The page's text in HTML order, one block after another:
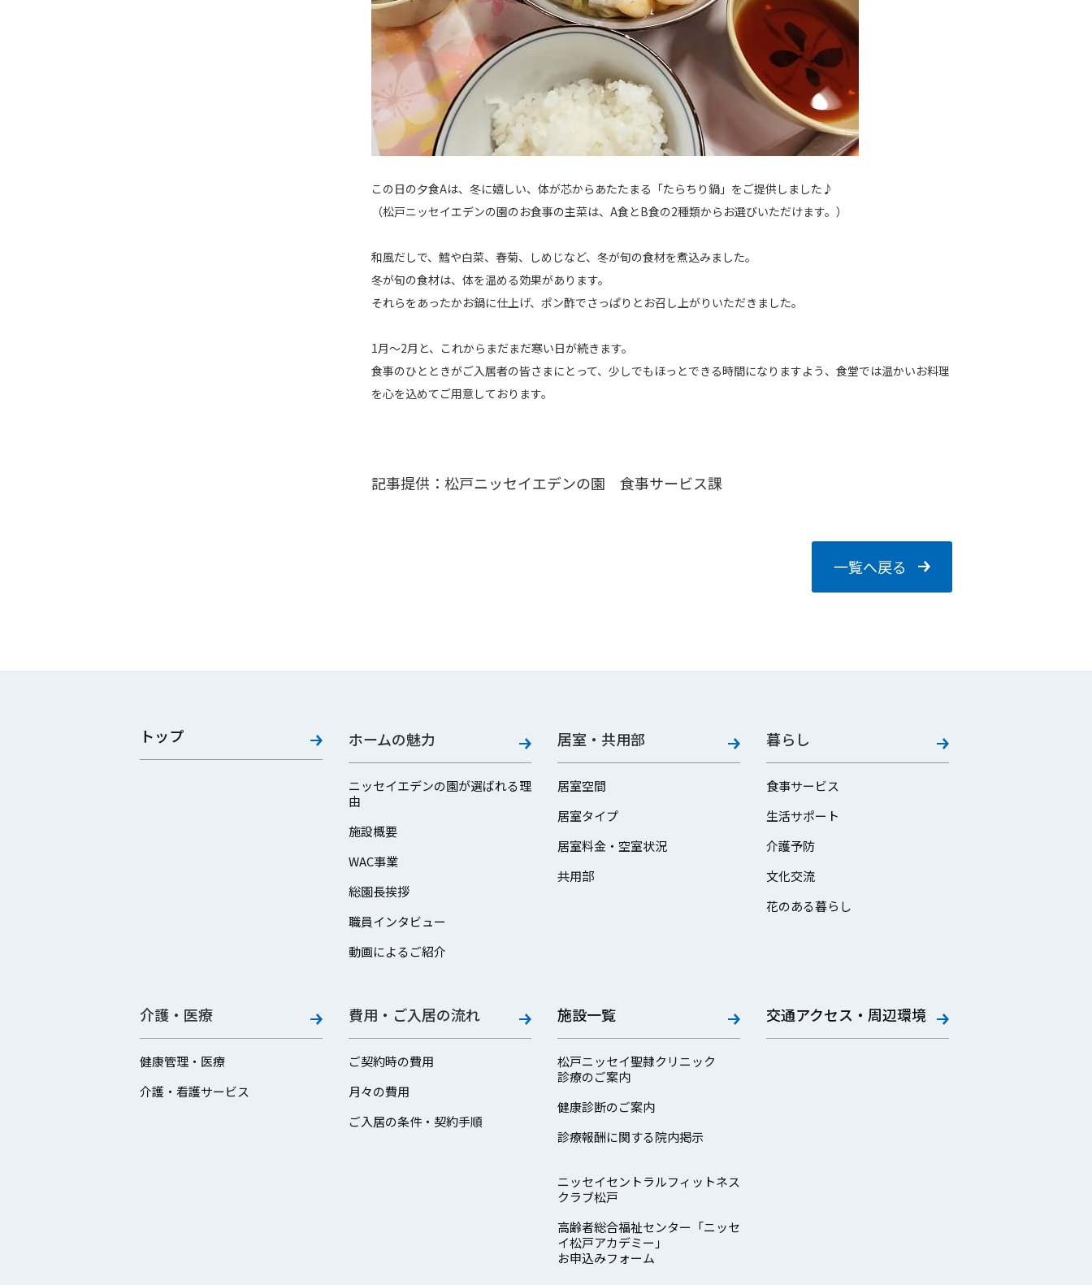
この日の夕食Aは、冬に嬉しい、体が芯からあたたまる「たらちり鍋」をご提供しました♪
（松戸ニッセイエデンの園のお食事の主菜は、A食とB食の2種類からお選びいただけます。）
和風だしで、鱈や白菜、春菊、しめじなど、冬が旬の食材を煮込みました。
冬が旬の食材は、体を温める効果があります。
それらをあったかお鍋に仕上げ、ポン酢でさっぱりとお召し上がりいただきました。
1月〜2月と、これからまだまだ寒い日が続きます。
食事のひとときがご入居者の皆さまにとって、少しでもほっとできる時間になりますよう、食堂では温かいお料理
を心を込めてご用意しております。
記事提供：松戸ニッセイエデンの園 食事サービス課
一覧へ戻る
トップ ホームの魅力
ニッセイエデンの園が選ばれる理
由
施設概要
WAC事業
総園長挨拶
職員インタビュー
動画によるご紹介
居室・共用部
居室空間
居室タイプ
居室料金・空室状況
共用部
暮らし
食事サービス
生活サポート
介護予防
文化交流
花のある暮らし
介護・医療
健康管理・医療
介護・看護サービス
費用・ご入居の流れ
ご契約時の費用
月々の費用
ご入居の条件・契約手順
施設一覧
松戸ニッセイ聖隷クリニック
診療のご案内
健康診断のご案内
診療報酬に関する院内掲示
ニッセイセントラルフィットネス
クラブ松戸
高齢者総合福祉センター「ニッセ
イ松戸アカデミー」
お申込みフォーム
交通アクセス・周辺環境